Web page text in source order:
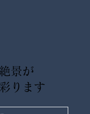
景が
ります